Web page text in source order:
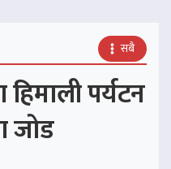
सबै
पर्यटन
जोड